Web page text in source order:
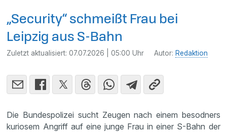
„Security“ schmeißt Frau bei
Leipzig aus S-Bahn
Zuletzt aktualisiert:07.07.2026 | 05:00 Uhr Autor: Redaktion
Die Bundespolizei sucht Zeugen nach einem besodners
kuriosem Angriff auf eine junge Frau in einer S-Bahn der